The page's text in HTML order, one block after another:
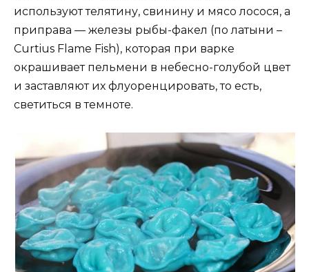
используют телятину, свинину и мясо лосося, а
приправа — железы рыбы-факел (по латыни –
Curtius Flame Fish), которая при варке
окрашивает пельмени в небесно-голубой цвет
и заставляют их флуоренцировать, то есть,
светиться в темноте.